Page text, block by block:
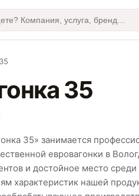
35
35» занимается
евровагонки в
и достойное место среди
характеристик нашей